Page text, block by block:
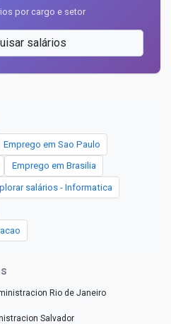
por cargo e setor
salários
Emprego em Sao Paulo
Emprego em Brasilia
salários - Informatica
Rio de Janeiro
Salvador